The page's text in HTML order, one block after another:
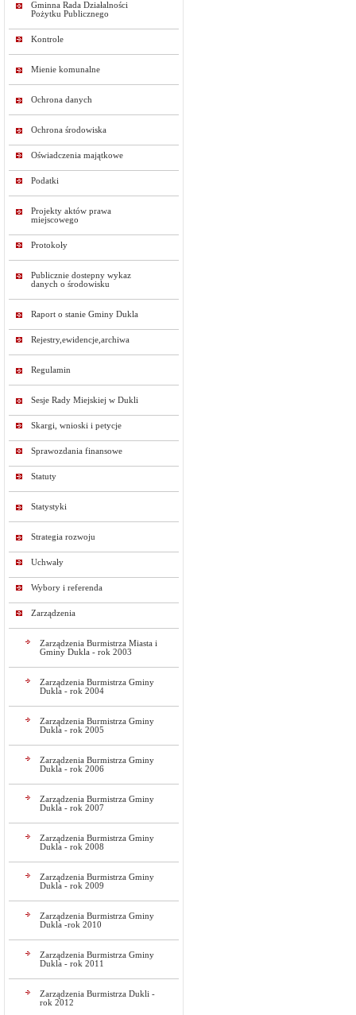
Gminna Rada Działalności
Pożytku Publicznego
Kontrole
Mienie komunalne
Ochrona danych
Ochrona środowiska
Oświadczenia majątkowe
Podatki
Projekty aktów prawa
miejscowego
Protokoły
Publicznie dostepny wykaz
danych o środowisku
Raport o stanie Gminy Dukla
Rejestry,ewidencje,archiwa
Regulamin
Sesje Rady Miejskiej w Dukli
Skargi, wnioski i petycje
Sprawozdania finansowe
Statuty
Statystyki
Strategia rozwoju
Uchwały
Wybory i referenda
Zarządzenia
Zarządzenia Burmistrza Miasta i
Gminy Dukla - rok 2003
Zarządzenia Burmistrza Gminy
Dukla - rok 2004
Zarządzenia Burmistrza Gminy
Dukla - rok 2005
Zarządzenia Burmistrza Gminy
Dukla - rok 2006
Zarządzenia Burmistrza Gminy
Dukla - rok 2007
Zarządzenia Burmistrza Gminy
Dukla - rok 2008
Zarządzenia Burmistrza Gminy
Dukla - rok 2009
Zarządzenia Burmistrza Gminy
Dukla -rok 2010
Zarządzenia Burmistrza Gminy
Dukla - rok 2011
Zarządzenia Burmistrza Dukli -
rok 2012